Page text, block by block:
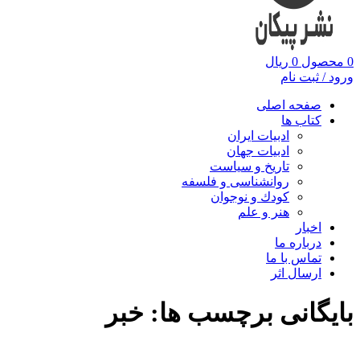
0 محصول 0 ریال
ورود / ثبت نام
صفحه اصلی
کتاب ها
ادبیات ایران
ادبیات جهان
تاریخ و سیاست
روانشناسی و فلسفه
کودك و نوجوان
هنر و علم
اخبار
درباره ما
تماس با ما
ارسال اثر
بایگانی برچسب ها: خبر